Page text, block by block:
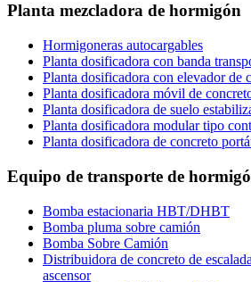
Planta mezcladora de hormigón
Hormigoneras autocargables
Planta dosificadora con banda
Planta dosificadora con elevador de
Planta dosificadora móvil de
Planta dosificadora de suelo
Planta dosificadora modular tipo
Planta dosificadora de concreto
Equipo de transporte de
Bomba estacionaria HBT/DHBT
Bomba pluma sobre camión
Bomba Sobre Camión
Distribuidora de concreto de
ascensor